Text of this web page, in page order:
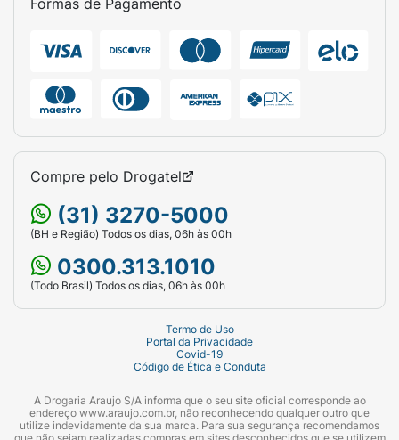
Formas de Pagamento
Compre pelo Drogatel
(31) 3270-5000
(BH e Região) Todos os dias, 06h às 00h
0300.313.1010
(Todo Brasil) Todos os dias, 06h às 00h
Termo de Uso
Portal da Privacidade
Covid-19
Código de Ética e Conduta
A Drogaria Araujo S/A informa que o seu site oficial corresponde ao
endereço www.araujo.com.br, não reconhecendo qualquer outro que
utilize indevidamente da sua marca. Para sua segurança recomendamos